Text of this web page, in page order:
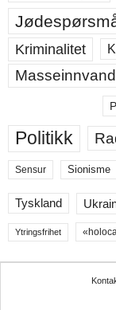
Kriminalitet
Politikk
Sensur Sionisme
Tyskland
Ytringsfrihet